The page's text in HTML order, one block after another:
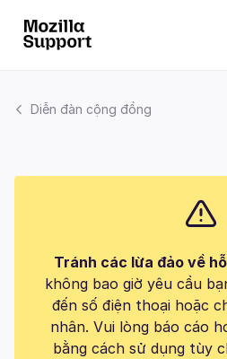
Diễn đàn cộng đồng
Tránh các lừa đảo về
không bao giờ yêu cầu
đến số điện thoại hoặc
nhân. Vui lòng báo cáo
bằng cách sử dụng tùy